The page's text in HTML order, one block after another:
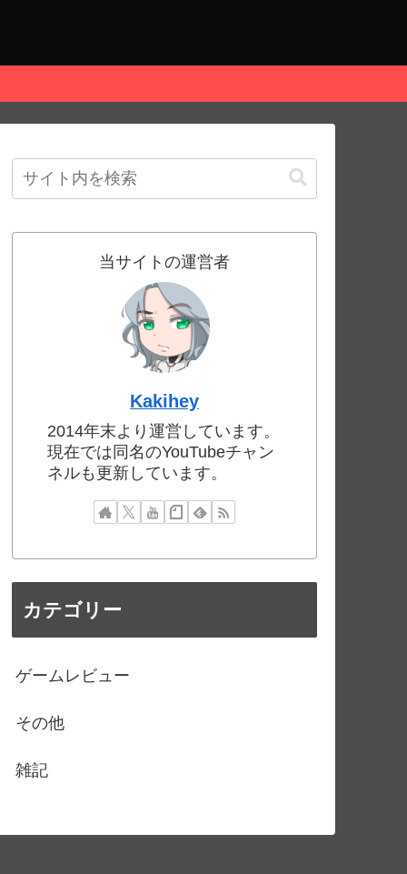
当サイトの運営者
Kakihey
2014年末より運営しています。
現在では同名のYouTubeチャン
ネルも更新しています。
カテゴリー
ゲームレビュー
その他
雑記